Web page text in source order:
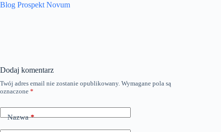
Blog Prospekt Novum
Dodaj komentarz
Twój adres email nie zostanie opublikowany. Wymagane pola są
oznaczone *
Nazwa*